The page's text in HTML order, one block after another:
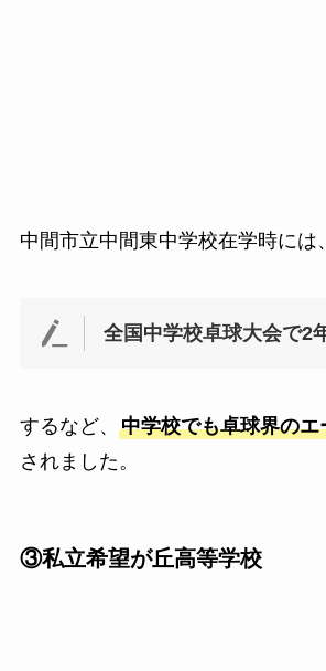
中間市立中間東中学校在学時には、
全国中学校卓球大会で2
するなど、 中学校でも卓球界の
されました。
③私立希望が丘高等学校